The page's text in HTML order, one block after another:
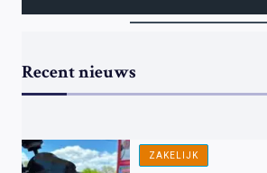
Recent nieuws
ZAKELIJK